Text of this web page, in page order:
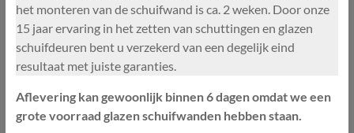
het monteren van de schuifwand is ca. 2 weken. Door onze
15 jaar ervaring in het zetten van schuttingen en glazen
schuifdeuren bent u verzekerd van een degelijk eind
resultaat met juiste garanties.
Aflevering kan gewoonlijk binnen 6 dagen omdat we een
grote voorraad glazen schuifwanden hebben staan.